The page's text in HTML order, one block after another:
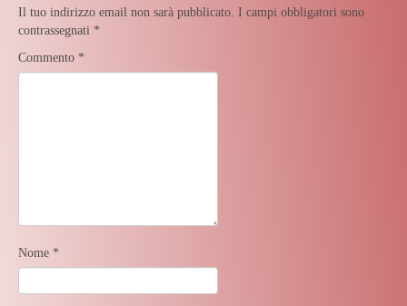
Il tuo indirizzo email non sarà pubblicato. I campi obbligatori sono
contrassegnati *
Commento *
Nome *